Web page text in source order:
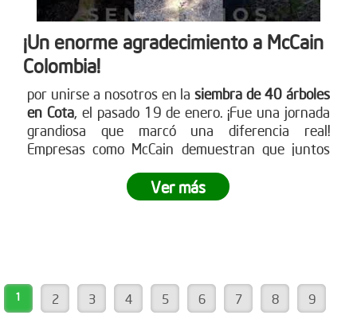
¡Un enorme agradecimiento a McCain
Colombia!
por unirse a nosotros en lasiembra de 40 árboles
en Cota, el pasado 19 de enero. ¡Fue una jornada
grandiosa que marcó una diferencia real!
Empresas como McCain demuestran que juntos
entorno. ¿Tu empresa está lista para ser parte del
cambio? Únete a nuestras siembras empresariales
Ver más
1 2 3 4 5 6 7 8 9